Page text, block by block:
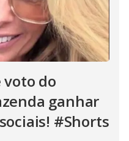
voto do
ganhar
#Shorts